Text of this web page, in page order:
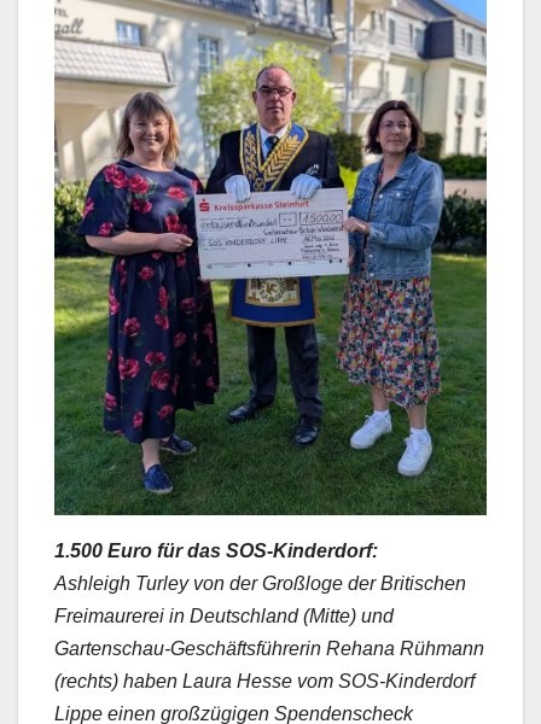
1.500 Euro für das SOS-Kinderdorf:
Ashleigh Turley von der Großloge der Britischen
Freimaurerei in Deutschland (Mitte) und
Gartenschau-Geschäftsführerin Rehana Rühmann
(rechts) haben Laura Hesse vom SOS-Kinderdorf
Lippe einen großzügigen Spendenscheck